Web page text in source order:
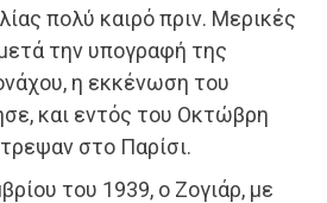
πολύ καιρό πριν. Μερικές
την υπογραφή της
η εκκένωση του
και εντός του Οκτώβρη
στο Παρίσι.
του 1939, ο Ζογιάρ, με